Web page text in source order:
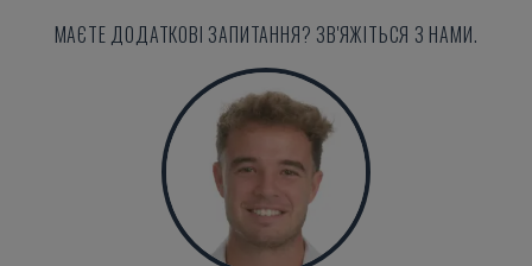
МАЄТЕ ДОДАТКОВІ ЗАПИТАННЯ? ЗВ'ЯЖІТЬСЯ З НАМИ.